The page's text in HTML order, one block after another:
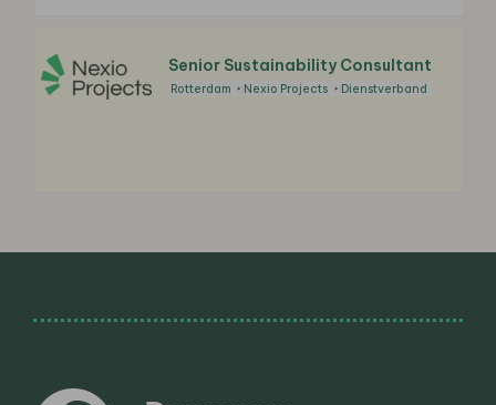
Senior Sustainability Consultant
Rotterdam Nexio Projects Dienstverband